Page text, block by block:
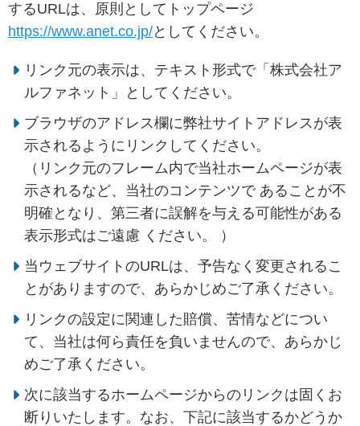
するURLは、原則としてトップページ
https://www.anet.co.jp/としてください。
リンク元の表示は、テキスト形式で「株式会社ア
ルファネット」としてください。
ブラウザのアドレス欄に弊社サイトアドレスが表
示されるようにリンクしてください。
（リンク元のフレーム内で当社ホームページが表
示されるなど、当社のコンテンツで あることが不
明確となり、第三者に誤解を与える可能性がある
表示形式はご遠慮 ください。 ）
当ウェブサイトのURLは、予告なく変更されるこ
とがありますので、あらかじめご了承ください。
リンクの設定に関連した賠償、苦情などについ
て、当社は何ら責任を負いませんので、あらかじ
めご了承ください。
次に該当するホームページからのリンクは固くお
断りいたします。なお、下記に該当するかどうか